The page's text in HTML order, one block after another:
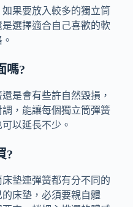
果要放入較多的獨立筒
選擇適合自己喜歡的軟
嗎?
是會有些許自然毀損，
，能讓每個獨立筒彈簧
以延長不少。
?
墊連彈簧都有分不同的
床墊，必須要親自體